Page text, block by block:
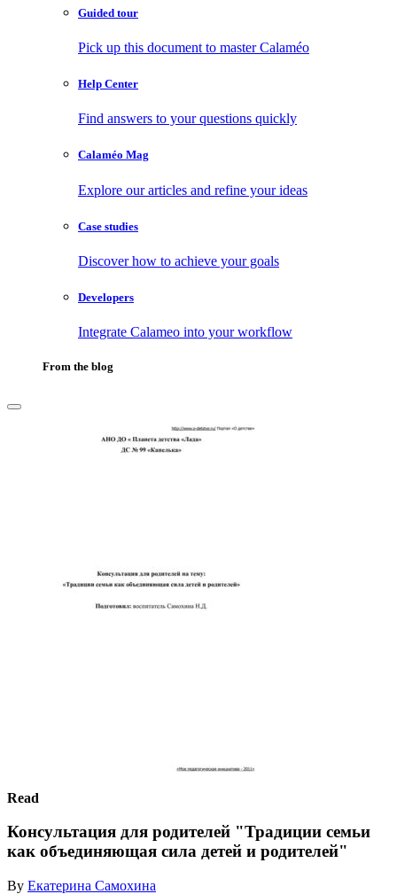
Guided tour
Pick up this document to master Calaméo
Help Center
Find answers to your questions quickly
Calaméo Mag
Explore our articles and refine your ideas
Case studies
Discover how to achieve your goals
Developers
Integrate Calameo into your workflow
From the blog
Read
Консультация для родителей "Традиции семьи
как объединяющая сила детей и родителей"
By Екатерина Самохина